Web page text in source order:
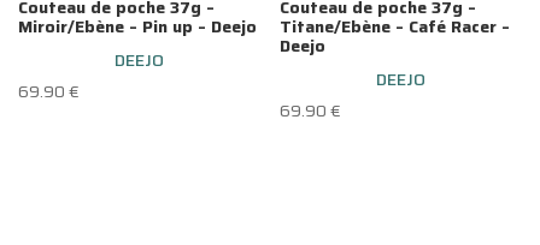
Couteau de poche 37g –
Miroir/Ebène – Pin up – Deejo
DEEJO
69.90€
Couteau de poche 37g –
Titane/Ebène – Café Racer –
Deejo
DEEJO
69.90€